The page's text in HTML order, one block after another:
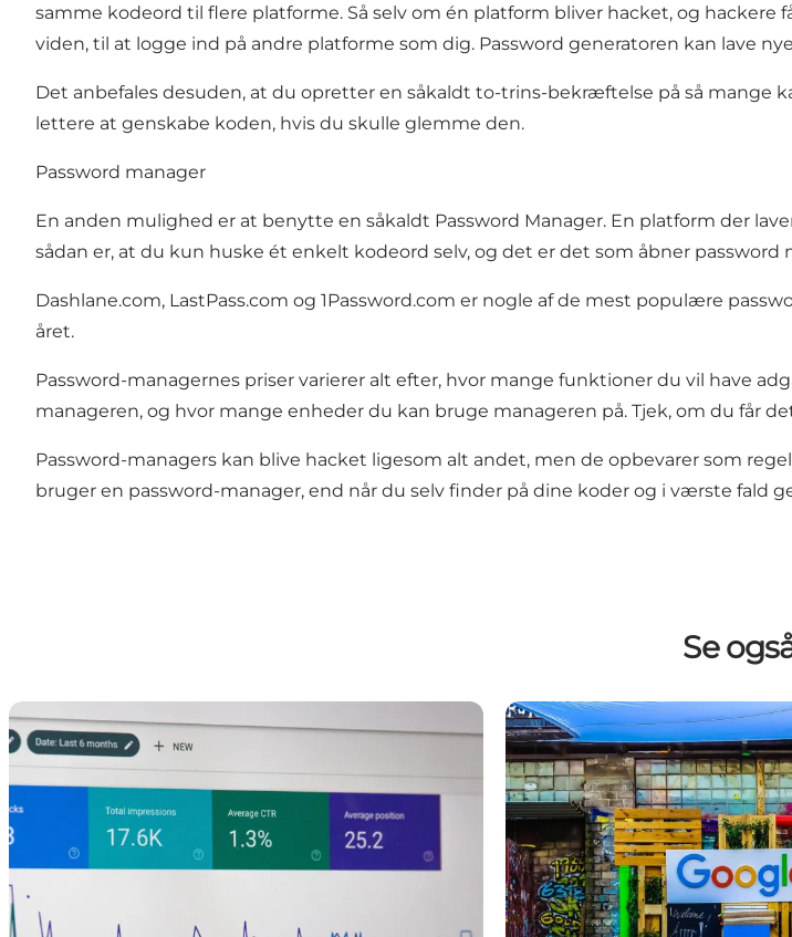
samme kodeord til flere platforme. Så selv om én platform bliver hacket, og
viden, til at logge ind på andre platforme som dig. Password generatoren kan lave
Det anbefales desuden, at du opretter en såkaldt to-trins-bekræftelse på så mange
lettere at genskabe koden, hvis du skulle glemme den.
Password manager
En anden mulighed er at benytte en såkaldt Password Manager. En platform der
sådan er, at du kun huske ét enkelt kodeord selv, og det er det som åbner password
Dashlane.com, LastPass.com og 1Password.com er nogle af de mest populære
året.
Password-managernes priser varierer alt efter, hvor mange funktioner du vil have
manageren, og hvor mange enheder du kan bruge manageren på. Tjek, om du får
Password-managers kan blive hacket ligesom alt andet, men de opbevarer som
bruger en password-manager, end når du selv finder på dine koder og i værste fald
Se
Datarettigheder Google - Det forkromede